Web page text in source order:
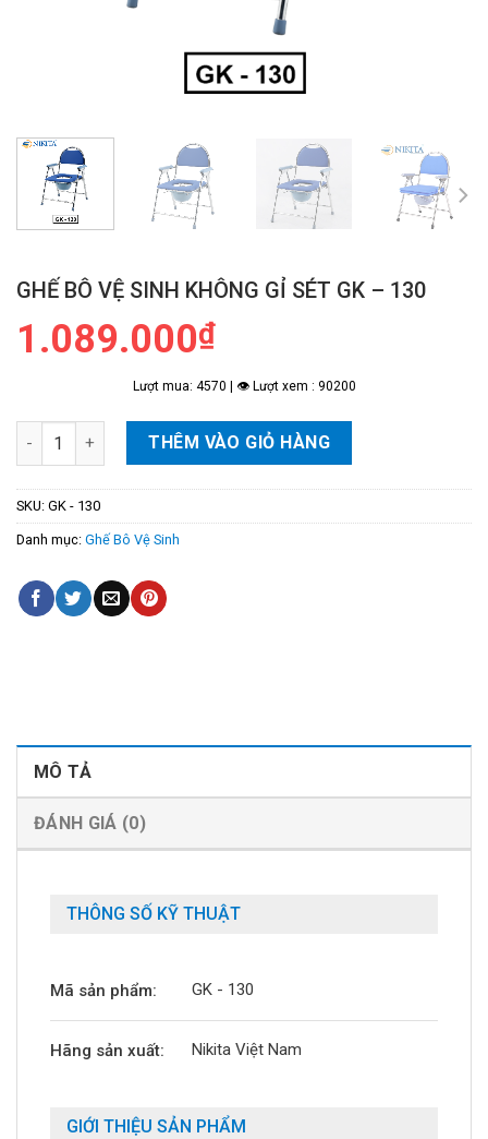
GHẾ BÔ VỆ SINH KHÔNG GỈ SÉT GK – 130
1.089.000₫
Lượt mua: 4570 | 👁 Lượt xem : 90200
Ghế Bô Vệ Sinh Không Gỉ Sét GK - 130 số lượng
THÊM VÀO GIỎ HÀNG
SKU: GK - 130
Danh mục: Ghế Bô Vệ Sinh
MÔ TẢ
ĐÁNH GIÁ (0)
THÔNG SỐ KỸ THUẬT
Mã sản phẩm: GK - 130
Hãng sản xuất: Nikita Việt Nam
GIỚI THIỆU SẢN PHẨM